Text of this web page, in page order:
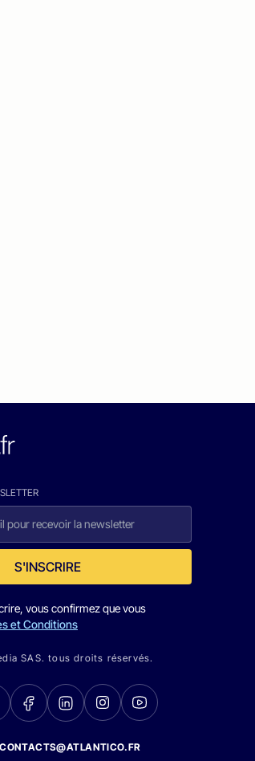
S'INSCRIRE
vous confirmez que vous
et Conditions
SAS. tous droits réservés.